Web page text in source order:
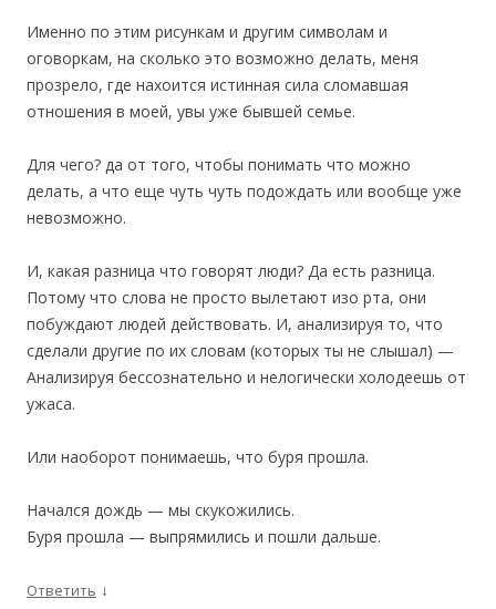
Именно по этим рисункам и другим символам и
оговоркам, на сколько это возможно делать, меня
прозрело, где нахоится истинная сила сломавшая
отношения в моей, увы уже бывшей семье.
Для чего? да от того, чтобы понимать что можно
делать, а что еще чуть чуть подождать или вообще уже
невозможно.
И, какая разница что говорят люди? Да есть разница.
Потому что слова не просто вылетают изо рта, они
побуждают людей действовать. И, анализируя то, что
сделали другие по их словам (которых ты не слышал) —
Анализируя бессознательно и нелогически холодеешь от
ужаса.
Или наоборот понимаешь, что буря прошла.
Начался дождь — мы скукожились.
Буря прошла — выпрямились и пошли дальше.
Ответить ↓